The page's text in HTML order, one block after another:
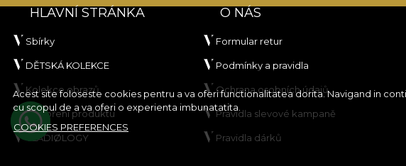
Acest site foloseste cookies pentru a va oferi functionalitatea dorita. Navigand in
cu scopul de a va oferi o experienta imbunatatita.
COOKIES PREFERENCES
HLAVNÍ STRÁNKA
Sbírky
DĚTSKÁ KOLEKCE
Kolekce obrazů
Vytvoření produktu
VLADIØLOGY
O NÁS
Formular retur
Podmínky a pravidla
Ochrana osobních údajů
Pravidla slevové kampaně
Pravidla dárků